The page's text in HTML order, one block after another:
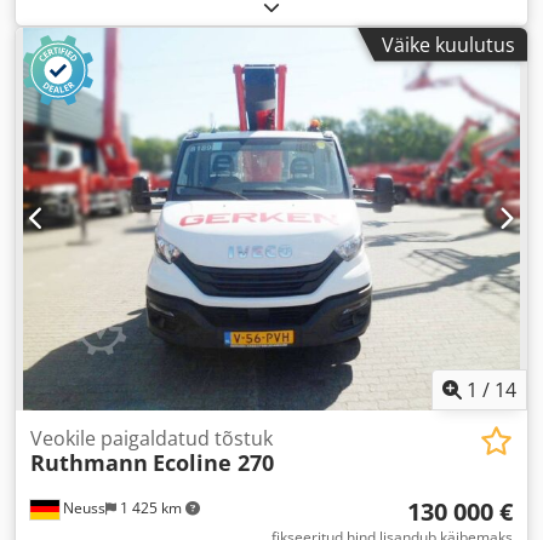
Väike kuulutus
1 / 14
Neuss 1 425 km
Veokile paigaldatud tõstuk
Ruthmann Ecoline 270
130 000 €